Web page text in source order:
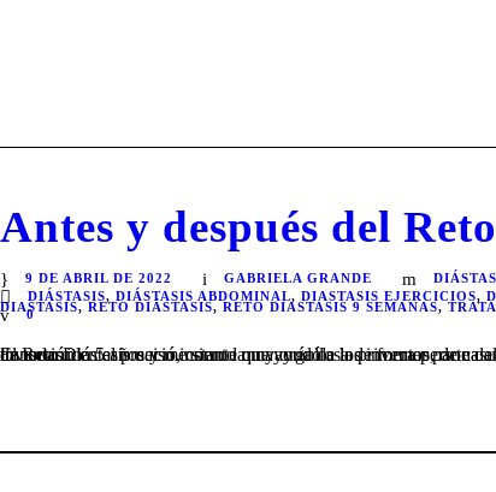
Antes y después del
9 DE ABRIL DE 2022 GABRIELA GRANDE
DIÁSTASIS, DIÁSTASIS ABDOMINAL, DIASTASIS EJERCICIOS,
DIASTASIS, RETO DIÁSTASIS, RETO DIASTASIS 9 SEMANAS,
0
El Reto Diástasis nació, como la mayoría de los inventos, de casualidad y se convirtió en una gran invención en el preciso instante que ayudó a la primera persona a mejorar su calidad de vida. Ya han transcurrido 5 años y me siento muy orgullosa de formar parte del maravilloso proceso de transformación de todas...